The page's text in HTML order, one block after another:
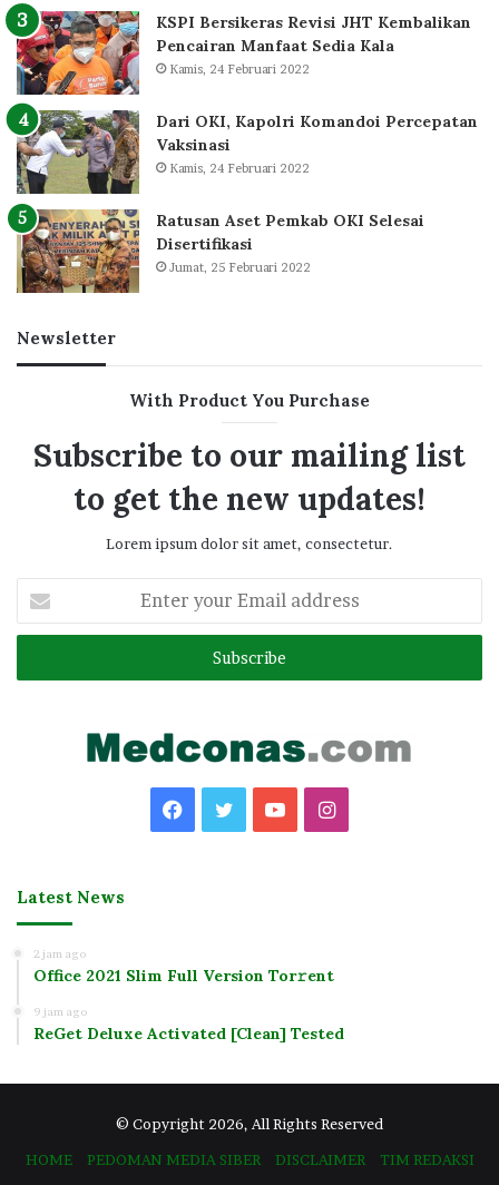
KSPI Bersikeras Revisi JHT Kembalikan
Pencairan Manfaat Sedia Kala
Kamis, 24 Februari 2022
Dari OKI, Kapolri Komandoi Percepatan
Vaksinasi
Kamis, 24 Februari 2022
Ratusan Aset Pemkab OKI Selesai
Disertifikasi
Jumat, 25 Februari 2022
Newsletter
With Product You Purchase
Subscribe to our mailing list
to get the new updates!
Lorem ipsum dolor sit amet, consectetur.
your
Email
Facebook
TwitterYouTubeInstagram
Latest News
2 jam ago
Office 2021 Slim Full Version Tor𝚛ent
9 jam ago
ReGet Deluxe Activated [Clean] Tested
© Copyright 2026, All Rights Reserved
HOME
PEDOMAN MEDIA SIBER DISCLAIMER TIM REDAKSI